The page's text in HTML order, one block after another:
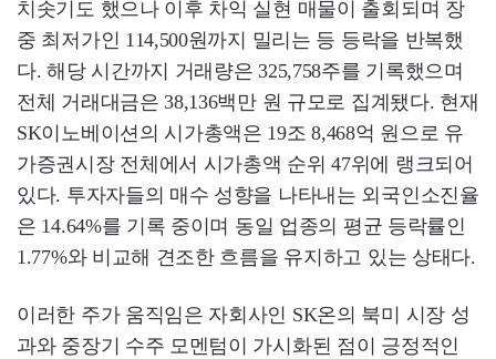
치솟기도 했으나 이후 차익 실현 매물이 출회되며 장
중 최저가인 114,500원까지 밀리는 등 등락을 반복했
다. 해당 시간까지 거래량은 325,758주를 기록했으며
전체 거래대금은 38,136백만 원 규모로 집계됐다. 현재
SK이노베이션의 시가총액은 19조 8,468억 원으로 유
가증권시장 전체에서 시가총액 순위 47위에 랭크되어
있다. 투자자들의 매수 성향을 나타내는 외국인소진율
은 14.64%를 기록 중이며 동일 업종의 평균 등락률인
1.77%와 비교해 견조한 흐름을 유지하고 있는 상태다.
이러한 주가 움직임은 자회사인 SK온의 북미 시장 성
과와 중장기 수주 모멘텀이 가시화된 점이 긍정적인